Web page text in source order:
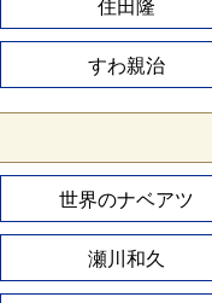
住田隆
すわ親治
世界のナベアツ
瀬川和久